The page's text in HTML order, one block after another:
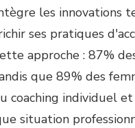
les innovations
ses pratiques
approche : 87%
que 89% des
coaching individuel
situation